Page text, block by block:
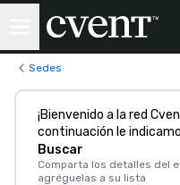
Sedes
¡Bienvenido a la red
continuación le
Buscar
Comparta los detalles del
agréguelas a su lista